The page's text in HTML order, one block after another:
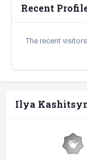
Recent
The recent
Ilya